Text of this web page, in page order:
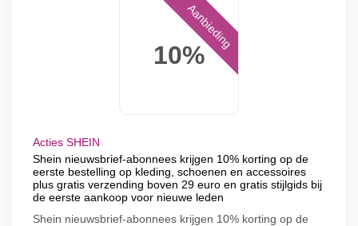
10%
Aanbieding
Acties SHEIN
Shein nieuwsbrief-abonnees krijgen 10% korting op de
eerste bestelling op kleding, schoenen en accessoires
plus gratis verzending boven 29 euro en gratis stijlgids bij
de eerste aankoop voor nieuwe leden
Shein nieuwsbrief-abonnees krijgen 10% korting op de